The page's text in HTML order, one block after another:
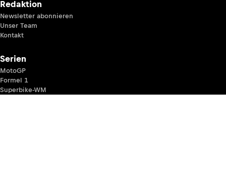
Redaktion
Newsletter abonnieren
Unser Team
Kontakt
Serien
MotoGP
Formel 1
Superbike-WM